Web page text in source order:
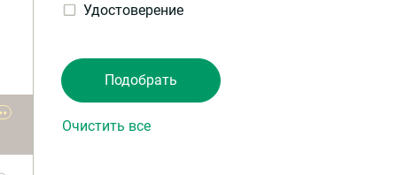
Удостоверение